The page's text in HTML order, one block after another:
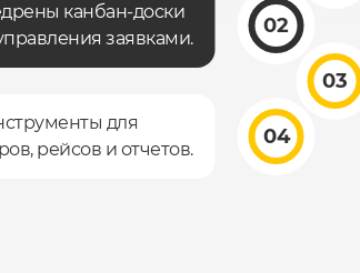
2
канбан-доски
заявками.
3
4
для
рейсов и отчетов.